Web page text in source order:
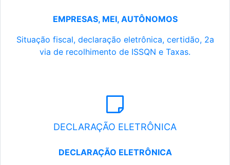
EMPRESAS, MEI, AUTÔNOMOS
Situação fiscal, declaração eletrônica, certidão, 2a
via de recolhimento de ISSQN e Taxas.
DECLARAÇÃO ELETRÔNICA
DECLARAÇÃO ELETRÔNICA